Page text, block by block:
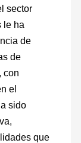
sector
le ha
de
de
con
el
sido
que